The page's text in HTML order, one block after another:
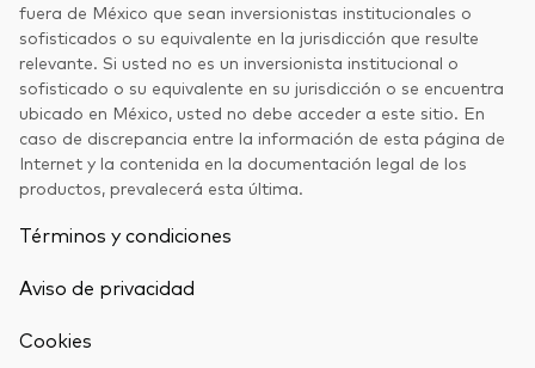
fuera de México que sean inversionistas institucionales o
sofisticados o su equivalente en la jurisdicción que resulte
relevante. Si usted no es un inversionista institucional o
sofisticado o su equivalente en su jurisdicción o se encuentra
ubicado en México, usted no debe acceder a este sitio. En
caso de discrepancia entre la información de esta página de
Internet y la contenida en la documentación legal de los
productos, prevalecerá esta última.
Términos y condiciones
Aviso de privacidad
Cookies